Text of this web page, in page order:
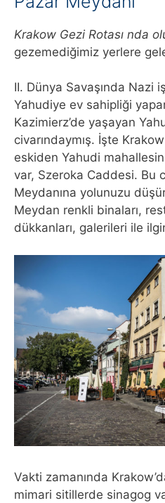
Krakow Gezi Rotası nda
gezemediğimiz yerlere
II. Dünya Savaşında Nazi
Yahudiye ev sahipliği
Kazimierz’de yaşayan
civarındaymış. İşte
eskiden Yahudi
var, Szeroka Caddesi. Bu
Meydanına yolunuzu
Meydan renkli binaları,
dükkanları, galerileri ile
Vakti zamanında
mimari sitillerde sinagog